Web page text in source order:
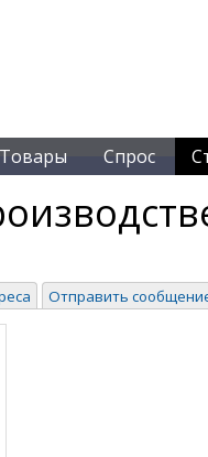
Товары Спрос
Отправить